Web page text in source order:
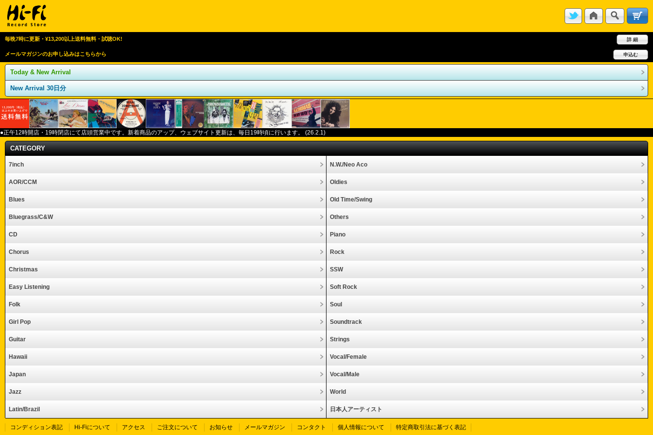
毎晩7時に更新・¥13,200以上送料無料・試聴OK! 詳 細
メールマガジンのお申し込みはこちらから 申込む
Today & New Arrival
New Arrival 30日分
●正午12時開店・ 19時閉店にて店頭営業中です。新着商品のアップ、ウェブサイト更新は、毎日 19時頃に行います。 (26.2.1)
CATEGORY
7inch N.W./Neo Aco
AOR/CCM Oldies
Blues Old Time/Swing
Bluegrass/C&W Others
CD Piano
Chorus Rock
Christmas SSW
Easy Listening Soft Rock
Folk Soul
Girl Pop Soundtrack
Guitar Strings
Hawaii Vocal/Female
Japan Vocal/Male
Jazz World
Latin/Brazil 日本人アーティスト
コンディション表記 Hi-Fiについて アクセス ご注文について お知らせ メールマガジン コンタクト 個人情報について 特定商取引法に基づく表記